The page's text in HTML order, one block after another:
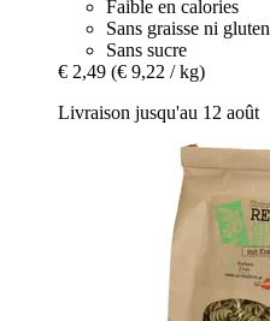
Faible en calories
Sans graisse ni gluten
Sans sucre
€ 2,49 (€ 9,22 / kg)
Livraison jusqu'au 12 août